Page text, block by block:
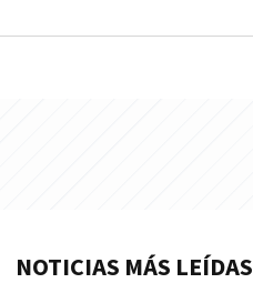
NOTICIAS MÁS LEÍDAS